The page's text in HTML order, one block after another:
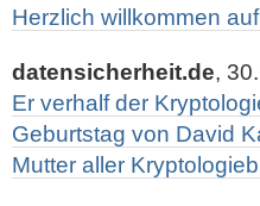
Herzlich willkommen
datensicherheit.de,
Er verhalf der
Geburtstag von David
Mutter aller